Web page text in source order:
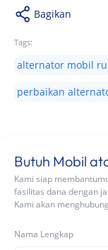
Bagikan
Tags:
alternator mobil
perbaikan
Butuh Mobil
Kami siap
fasilitas dana dengan
Kami akan
Nama Lengkap